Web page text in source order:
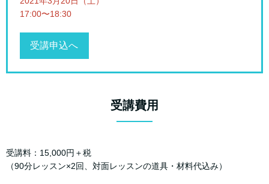
17:00〜18:30
受講申込へ
受講費用
受講料：15,000円＋税
（90分レッスン×2回、対面レッスンの道具・材料代込み）